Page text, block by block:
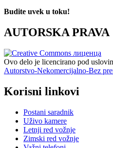
Budite uvek u toku!
AUTORSKA PRAVA
Ovo delo je licencirano pod
Autorstvo-Nekomercijalno-Bez
Korisni linkovi
Postani saradnik
Uživo kamere
Letnji red vožnje
Zimski red vožnje